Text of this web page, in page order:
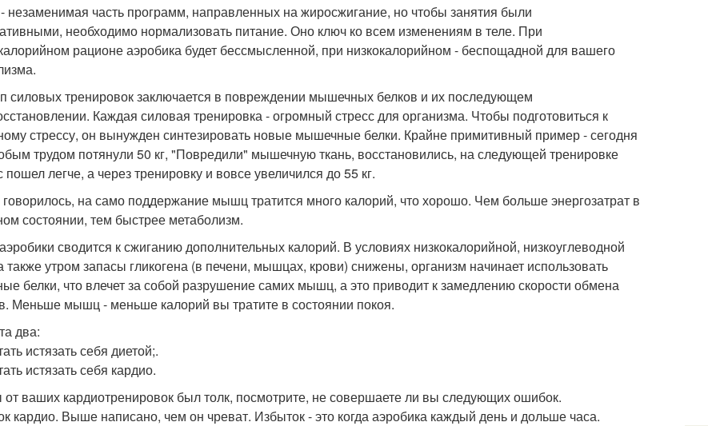
незаменимая часть программ, направленных на жиросжигание, но чтобы занятия были
необходимо нормализовать питание. Оно ключ ко всем изменениям в теле. При
рационе аэробика будет бессмысленной, при низкокалорийном - беспощадной для вашего
силовых тренировок заключается в повреждении мышечных белков и их последующем
Каждая силовая тренировка - огромный стресс для организма. Чтобы подготовиться к
стрессу, он вынужден синтезировать новые мышечные белки. Крайне примитивный пример - сегодня
трудом потянули 50 кг, "Повредили" мышечную ткань, восстановились, на следующей тренировке
пошел легче, а через тренировку и вовсе увеличился до 55 кг.
говорилось, на само поддержание мышц тратится много калорий, что хорошо. Чем больше энергозатрат в
состоянии, тем быстрее метаболизм.
сводится к сжиганию дополнительных калорий. В условиях низкокалорийной, низкоуглеводной
также утром запасы гликогена (в печени, мышцах, крови) снижены, организм начинает использовать
белки, что влечет за собой разрушение самих мышц, а это приводит к замедлению скорости обмена
Меньше мышц - меньше калорий вы тратите в состоянии покоя.
два:
истязать себя диетой;.
истязать себя кардио.
от ваших кардиотренировок был толк, посмотрите, не совершаете ли вы следующих ошибок.
кардио. Выше написано, чем он чреват. Избыток - это когда аэробика каждый день и дольше часа.